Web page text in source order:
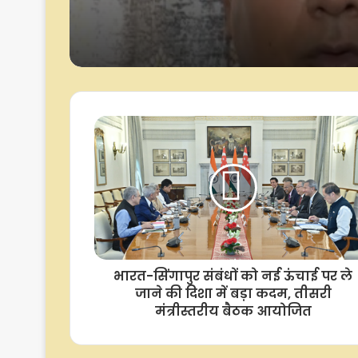
भारत-सिंगापुर संबंधों को नई ऊंचाई पर ले
जाने की दिशा में बड़ा कदम, तीसरी
मंत्रीस्तरीय बैठक आयोजित